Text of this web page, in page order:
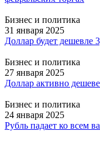
Бизнес и политика
31 января 2025
Доллар будет дешевле
Бизнес и политика
27 января 2025
Доллар активно
Бизнес и политика
24 января 2025
Рубль падает ко всем